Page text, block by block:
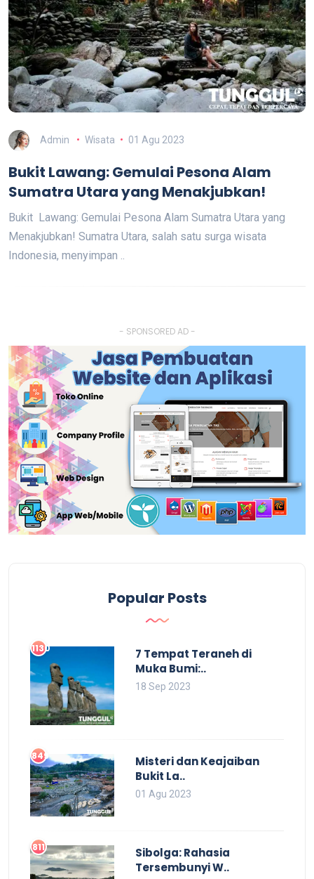
Admin Wisata 01 Agu 2023
Bukit Lawang: Gemulai Pesona Alam
Sumatra Utara yang Menakjubkan!
Bukit Lawang: Gemulai Pesona Alam Sumatra Utara yang
Menakjubkan! Sumatra Utara, salah satu surga wisata
Indonesia, menyimpan ..
- SPONSORED AD -
Popular Posts
1130
7 Tempat Teraneh di
Muka Bumi:..
18 Sep 2023
849
Misteri dan Keajaiban
Bukit La..
01 Agu 2023
811
Sibolga: Rahasia
Tersembunyi W..